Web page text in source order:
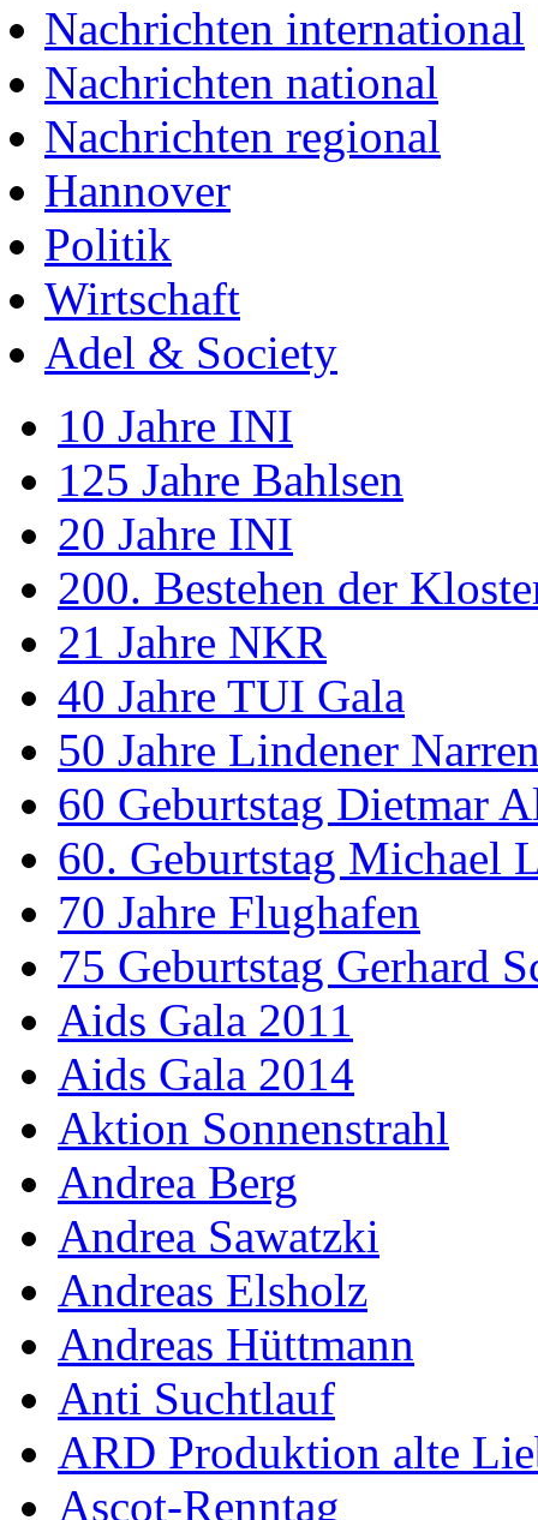
Nachrichten international
Nachrichten national
Nachrichten regional
Hannover
Politik
Wirtschaft
Adel & Society
10 Jahre INI
125 Jahre Bahlsen
20 Jahre INI
200. Bestehen der
21 Jahre NKR
40 Jahre TUI Gala
50 Jahre Lindener
60 Geburtstag Dietmar
60. Geburtstag Michael
70 Jahre Flughafen
75 Geburtstag Gerhard
Aids Gala 2011
Aids Gala 2014
Aktion Sonnenstrahl
Andrea Berg
Andrea Sawatzki
Andreas Elsholz
Andreas Hüttmann
Anti Suchtlauf
ARD Produktion alte
Ascot-Renntag